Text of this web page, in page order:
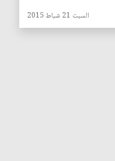
السبت 21 شباط 2015